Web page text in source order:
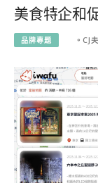
美食特企和
品牌專題 。CJ